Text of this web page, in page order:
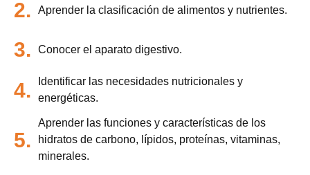
2. Aprender la clasificación de alimentos y nutrientes.
3. Conocer el aparato digestivo.
4.
Identificar las necesidades nutricionales y
energéticas.
5.
Aprender las funciones y características de los
hidratos de carbono, lípidos, proteínas, vitaminas,
minerales.